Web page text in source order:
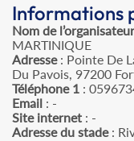
Informations
Nom de l’organisateur
MARTINIQUE
Adresse: Pointe De
Du Pavois, 97200
Téléphone 1 :
Email : -
Site internet : -
Adresse du stade: